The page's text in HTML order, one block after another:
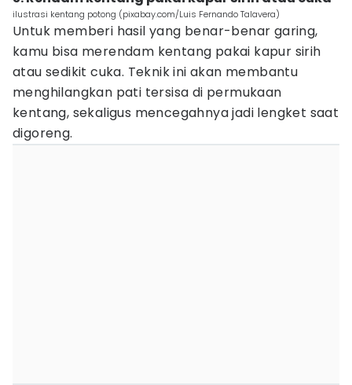
ilustrasi kentang potong (pixabay.com/Luis Fernando Talavera)
Untuk memberi hasil yang benar-benar garing,
kamu bisa merendam kentang pakai kapur sirih
atau sedikit cuka. Teknik ini akan membantu
menghilangkan pati tersisa di permukaan
kentang, sekaligus mencegahnya jadi lengket saat
digoreng.